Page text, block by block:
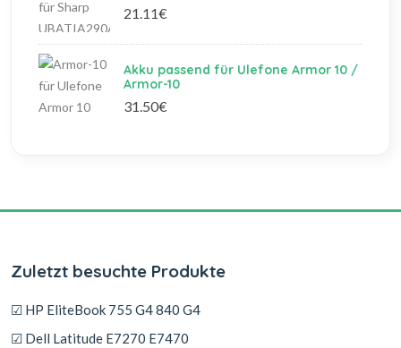
21.11€
Akku passend für Ulefone Armor 10 /
Armor-10
31.50€
Zuletzt besuchte Produkte
☑ HP EliteBook 755 G4 840 G4
☑ Dell Latitude E7270 E7470